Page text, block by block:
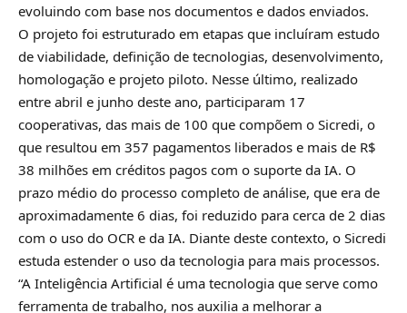
evoluindo com base nos documentos e dados enviados.
O projeto foi estruturado em etapas que incluíram estudo
de viabilidade, definição de tecnologias, desenvolvimento,
homologação e projeto piloto. Nesse último, realizado
entre abril e junho deste ano, participaram 17
cooperativas, das mais de 100 que compõem o Sicredi, o
que resultou em 357 pagamentos liberados e mais de R$
38 milhões em créditos pagos com o suporte da IA. O
prazo médio do processo completo de análise, que era de
aproximadamente 6 dias, foi reduzido para cerca de 2 dias
com o uso do OCR e da IA. Diante deste contexto, o Sicredi
estuda estender o uso da tecnologia para mais processos.
“A Inteligência Artificial é uma tecnologia que serve como
ferramenta de trabalho, nos auxilia a melhorar a